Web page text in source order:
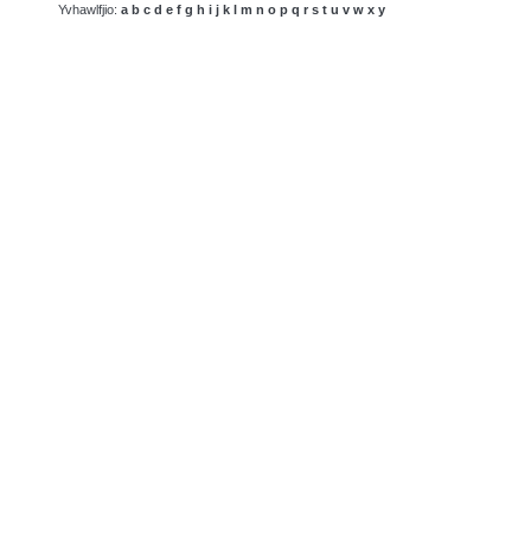
Yvhawlfjio: a b c d e f g h i j k l m n o p q r s t u v w x y